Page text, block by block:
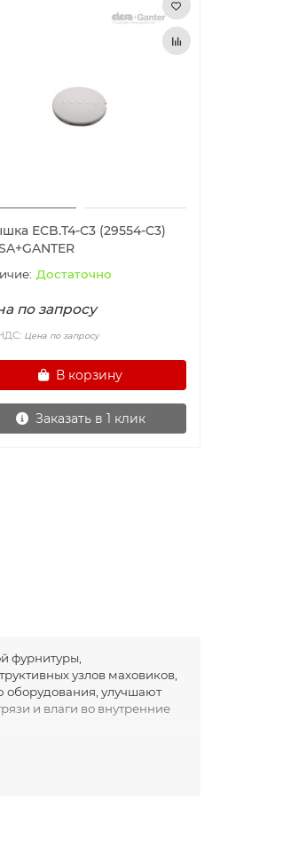
ECB.T4-C3 (29554-C3)
Достаточно
по запросу
Цена по запросу
В корзину
Заказать в 1 клик
фурнитуры,
узлов маховиков,
оборудования, улучшают
и влаги во внутренние
и колпачки закрывают